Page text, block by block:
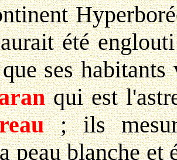
été
que ses
qui est
; ils
peau blanche